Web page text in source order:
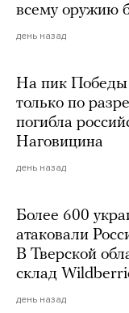
всему оружию
день назад
На пик Победы
только по
погибла
Наговицина
день назад
Более 600
атаковали
В Тверской
склад
день назад